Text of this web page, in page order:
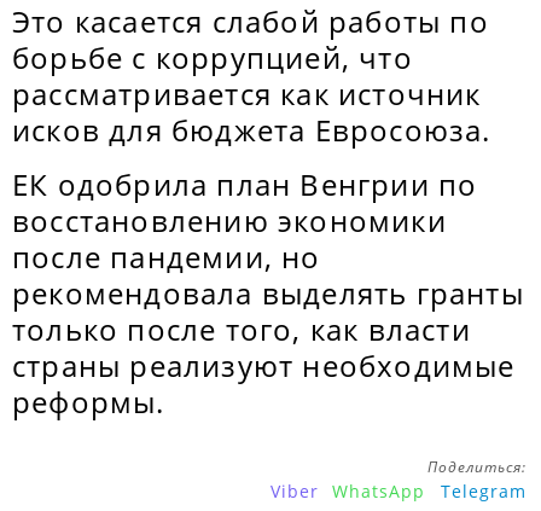
Это касается слабой работы по
борьбе с коррупцией, что
рассматривается как источник
исков для бюджета Евросоюза.
ЕК одобрила план Венгрии по
восстановлению экономики
после пандемии, но
рекомендовала выделять гранты
только после того, как власти
страны реализуют необходимые
реформы.
Поделиться:
Viber WhatsApp Telegram